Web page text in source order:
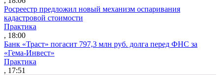
Росреестр предложил новый механизм оспаривания
кадастровой стоимости
Практика
, 18:00
Банк «Траст» погасит 797,3 млн руб. долга перед ФНС за
«Гема-Инвест»
Практика
, 17:51